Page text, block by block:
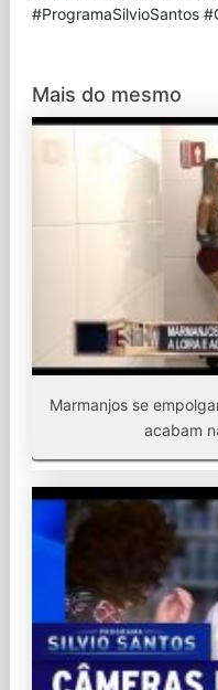
#ProgramaSilvioSantos
Mais do mesmo
Marmanjos se
acabam